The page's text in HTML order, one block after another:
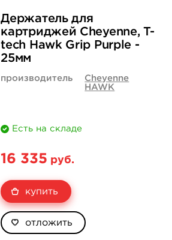
Держатель для
картриджей Cheyenne, T-
tech Hawk Grip Purple -
25мм
производитель
Cheyenne
HAWK
Есть на складе
16 335 руб.
купить
отложить